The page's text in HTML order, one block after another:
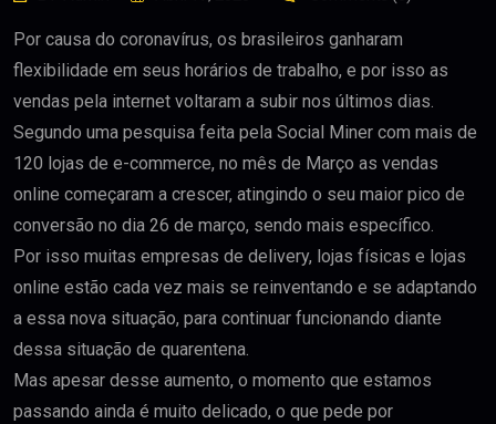
Por causa do coronavírus, os brasileiros ganharam
flexibilidade em seus horários de trabalho, e por isso as
vendas pela internet voltaram a subir nos últimos dias.
Segundo uma pesquisa feita pela Social Miner com mais de
120 lojas de e-commerce, no mês de Março as vendas
online começaram a crescer, atingindo o seu maior pico de
conversão no dia 26 de março, sendo mais específico.
Por isso muitas empresas de delivery, lojas físicas e lojas
online estão cada vez mais se reinventando e se adaptando
a essa nova situação, para continuar funcionando diante
dessa situação de quarentena.
Mas apesar desse aumento, o momento que estamos
passando ainda é muito delicado, o que pede por